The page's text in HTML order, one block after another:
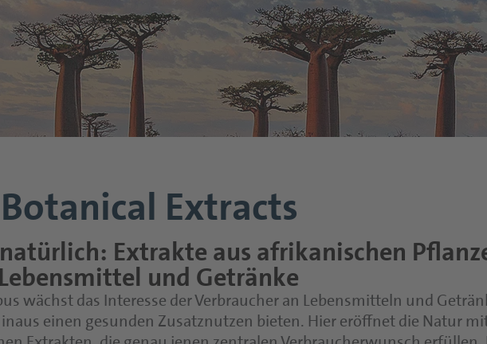
Extracts
Extrakte aus afrikanischen
und Getränke
wächst das Interesse der Verbraucher an Lebensmitteln und
einen gesunden Zusatznutzen bieten. Hier eröffnet die Natur